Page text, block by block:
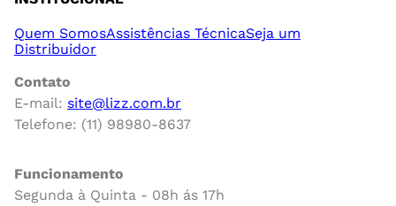
Quem SomosAssistências TécnicaSeja um
Distribuidor
Contato
E-mail: site@lizz.com.br
Telefone: (11) 98980-8637
Funcionamento
Segunda à Quinta - 08h ás 17h